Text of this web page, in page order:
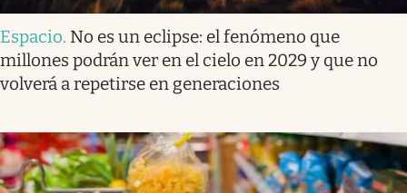
Espacio. No es un eclipse: el fenómeno que
millones podrán ver en el cielo en 2029 y que no
volverá a repetirse en generaciones